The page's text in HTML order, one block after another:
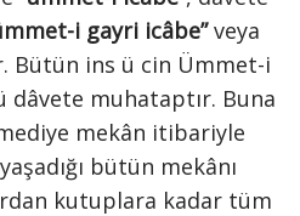
i gayri icâbe”veya
Bütün ins ü cin Ümmet-i
dâvete muhataptır. Buna
mekân itibariyle
bütün mekânı
kutuplara kadar tüm